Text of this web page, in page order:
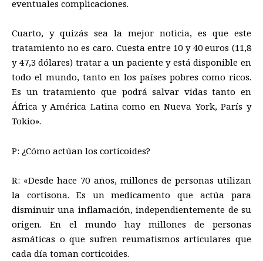
eventuales complicaciones.
Cuarto, y quizás sea la mejor noticia, es que este
tratamiento no es caro. Cuesta entre 10 y 40 euros (11,8
y 47,3 dólares) tratar a un paciente y está disponible en
todo el mundo, tanto en los países pobres como ricos.
Es un tratamiento que podrá salvar vidas tanto en
África y América Latina como en Nueva York, París y
Tokio».
P: ¿Cómo actúan los corticoides?
R: «Desde hace 70 años, millones de personas utilizan
la cortisona. Es un medicamento que actúa para
disminuir una inflamación, independientemente de su
origen. En el mundo hay millones de personas
asmáticas o que sufren reumatismos articulares que
cada día toman corticoides.